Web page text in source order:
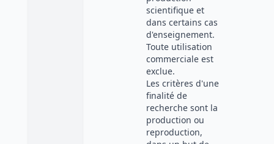
scientifique et
dans certains cas
d'enseignement.
Toute utilisation
commerciale est
exclue.
Les critères d'une
finalité de
recherche sont la
production ou
reproduction,